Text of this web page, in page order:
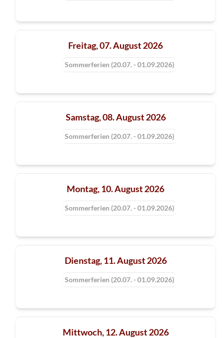
Freitag, 07. August 2026
Sommerferien (20.07. - 01.09.2026)
Samstag, 08. August 2026
Sommerferien (20.07. - 01.09.2026)
Montag, 10. August 2026
Sommerferien (20.07. - 01.09.2026)
Dienstag, 11. August 2026
Sommerferien (20.07. - 01.09.2026)
Mittwoch, 12. August 2026